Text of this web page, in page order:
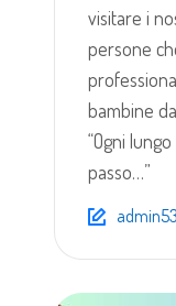
visitare i
persone
bambine
“Ogni
passo…”